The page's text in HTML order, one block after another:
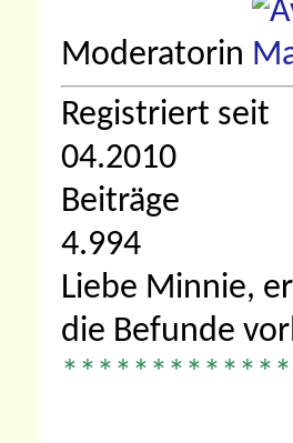
Moderatorin
Registriert seit
04.2010
Beiträge
4.994
Liebe Minnie,
die Befunde